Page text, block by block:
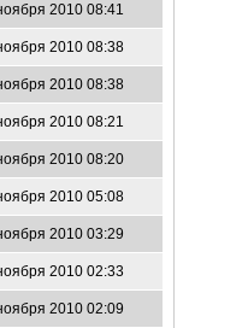
2010 08:41
2010 08:38
2010 08:38
2010 08:21
2010 08:20
2010 05:08
2010 03:29
2010 02:33
2010 02:09